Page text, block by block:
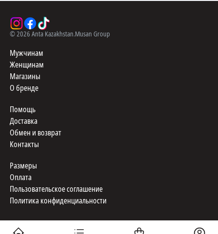
©2026 Anta Kazakhstan.Musan Group
Мужчинам
Женщинам
Магазины
О бренде
Помощь
Доставка
Обмен и возврат
Контакты
Размеры
Оплата
Пользовательское соглашение
Политика конфиденциальности